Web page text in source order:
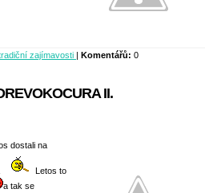
zajímavosti | Komentářů: 0
II.
dostali na
Letos to
a tak se